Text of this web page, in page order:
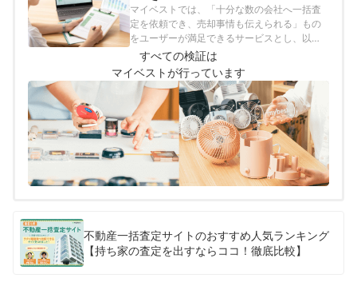
マイベストでは、「十分な数の会社へ一括査
定を依頼でき、売却事情も伝えられる」もの
をユーザーが満足できるサービスとし、以下
の方法で検証を行いました。2026年7月13日
時点の情報をもとに検証を行っています。
すべての検証は
マイベストが行っています
不動産一括査定サイトのおすすめ人気ランキング
【持ち家の査定を出すならココ！徹底比較】